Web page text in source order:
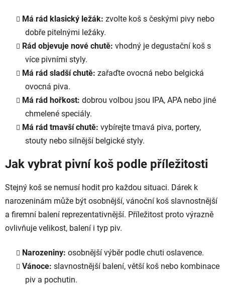
Má rád klasický ležák: zvolte koš s českými pivy nebo
dobře pitelnými ležáky.
Rád objevuje nové chutě: vhodný je degustační koš s
více pivními styly.
Má rád sladší chutě: zařaďte ovocná nebo belgická
ovocná piva.
Má rád hořkost: dobrou volbou jsou IPA, APA nebo jiné
chmelené speciály.
Má rád tmavší chutě: vybírejte tmavá piva, portery,
stouty nebo silnější belgické styly.
Jak vybrat pivní koš podle příležitosti
Stejný koš se nemusí hodit pro každou situaci. Dárek k
narozeninám může být osobnější, vánoční koš slavnostnější
a firemní balení reprezentativnější. Příležitost proto výrazně
ovlivňuje velikost, balení i typ piv.
Narozeniny: osobnější výběr podle chuti oslavence.
Vánoce: slavnostnější balení, větší koš nebo kombinace
piv a pochutin.